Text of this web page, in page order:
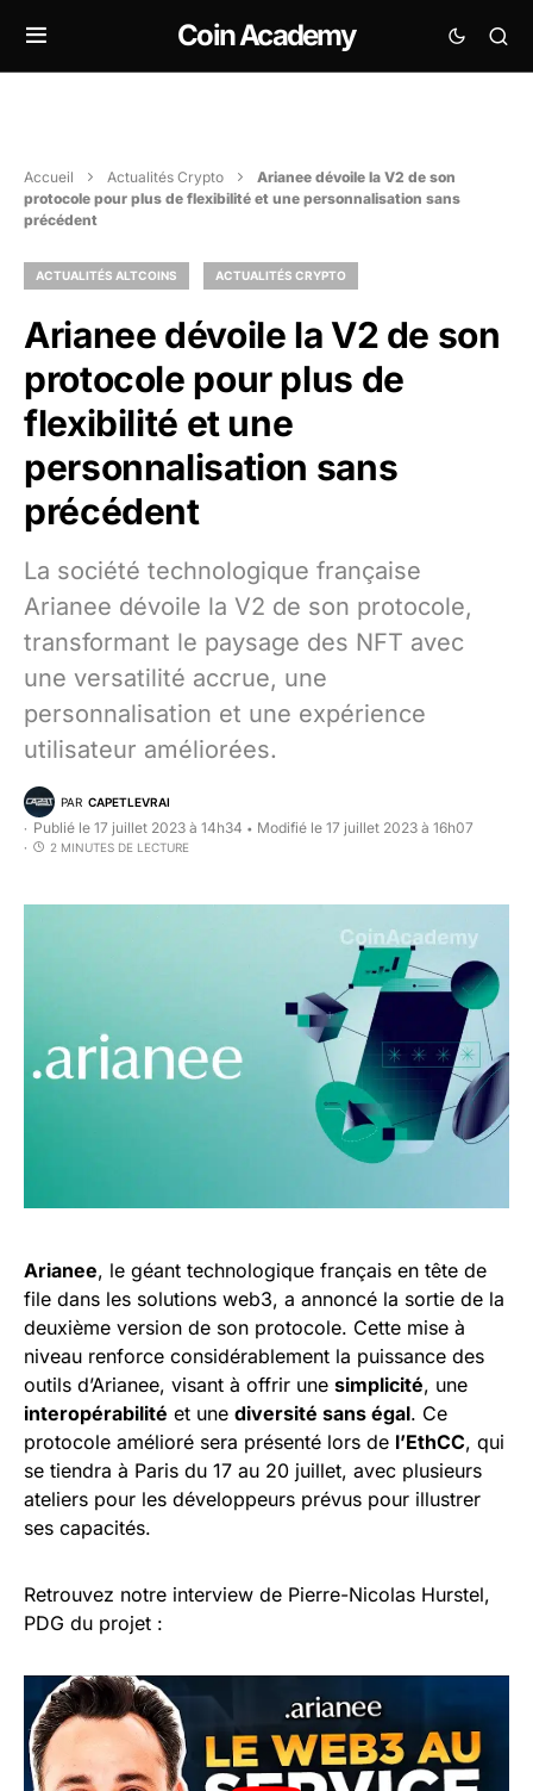
Coin Academy
Accueil Actualités Crypto
Arianee dévoile la V2 de son
protocole pour plus de flexibilité et une personnalisation sans
précédent
ACTUALITÉS ALTCOINS ACTUALITÉS CRYPTO
Arianee dévoile la V2 de son
protocole pour plus de
flexibilité et une
personnalisation sans
précédent
La société technologique française
Arianee dévoile la V2 de son protocole,
transformant le paysage des NFT avec
une versatilité accrue, une
personnalisation et une expérience
utilisateur améliorées.
PAR CAPETLEVRAI
Publié le 17 juillet 2023 à 14h34 • Modifié le 17 juillet 2023 à 16h07
2 MINUTES DE LECTURE
Arianee, le géant technologique français en tête de
file dans les solutions web3, a annoncé la sortie de la
deuxième version de son protocole. Cette mise à
niveau renforce considérablement la puissance des
outils d’Arianee, visant à offrir une simplicité, une
interopérabilité et une diversité sans égal. Ce
protocole amélioré sera présenté lors de l’EthCC, qui
se tiendra à Paris du 17 au 20 juillet, avec plusieurs
ateliers pour les développeurs prévus pour illustrer
ses capacités.
Retrouvez notre interview de Pierre-Nicolas Hurstel,
PDG du projet :